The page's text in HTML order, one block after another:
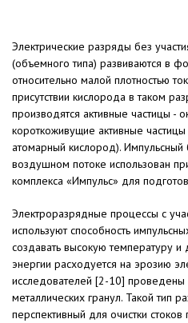
Электрические разряды без
(объемно­го типа) развиваются в
относительно ма­лой плотностью
присутствии кислорода в таком
производятся активные частицы -
короткоживущие активные
атомарный кислород).
воздушном потоке использован
комплекса «Импульс» для
Электроразрядные процессы с
ис­пользуют способность
создавать высокую температуру и
энергии расходу­ется на эрозию
исследователей [2-10] проведены
металлических гранул. Такой тип
перспективный для очистки стоков